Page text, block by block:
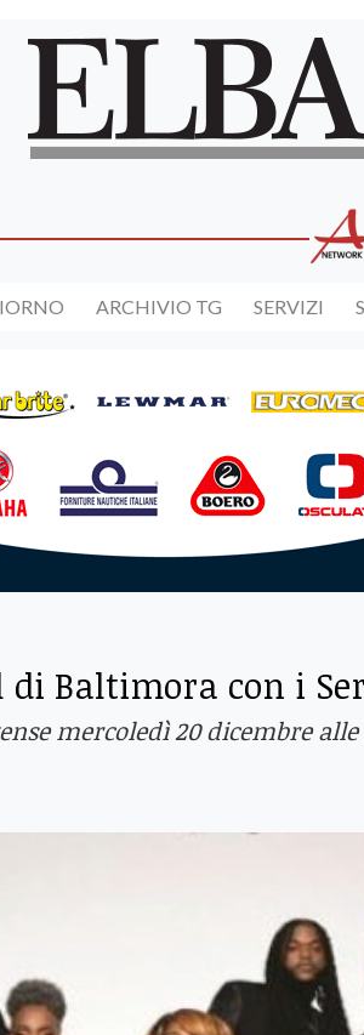
ARCHIVIO TG SERVIZI
di Baltimora con i
mercoledì 20 dicembre